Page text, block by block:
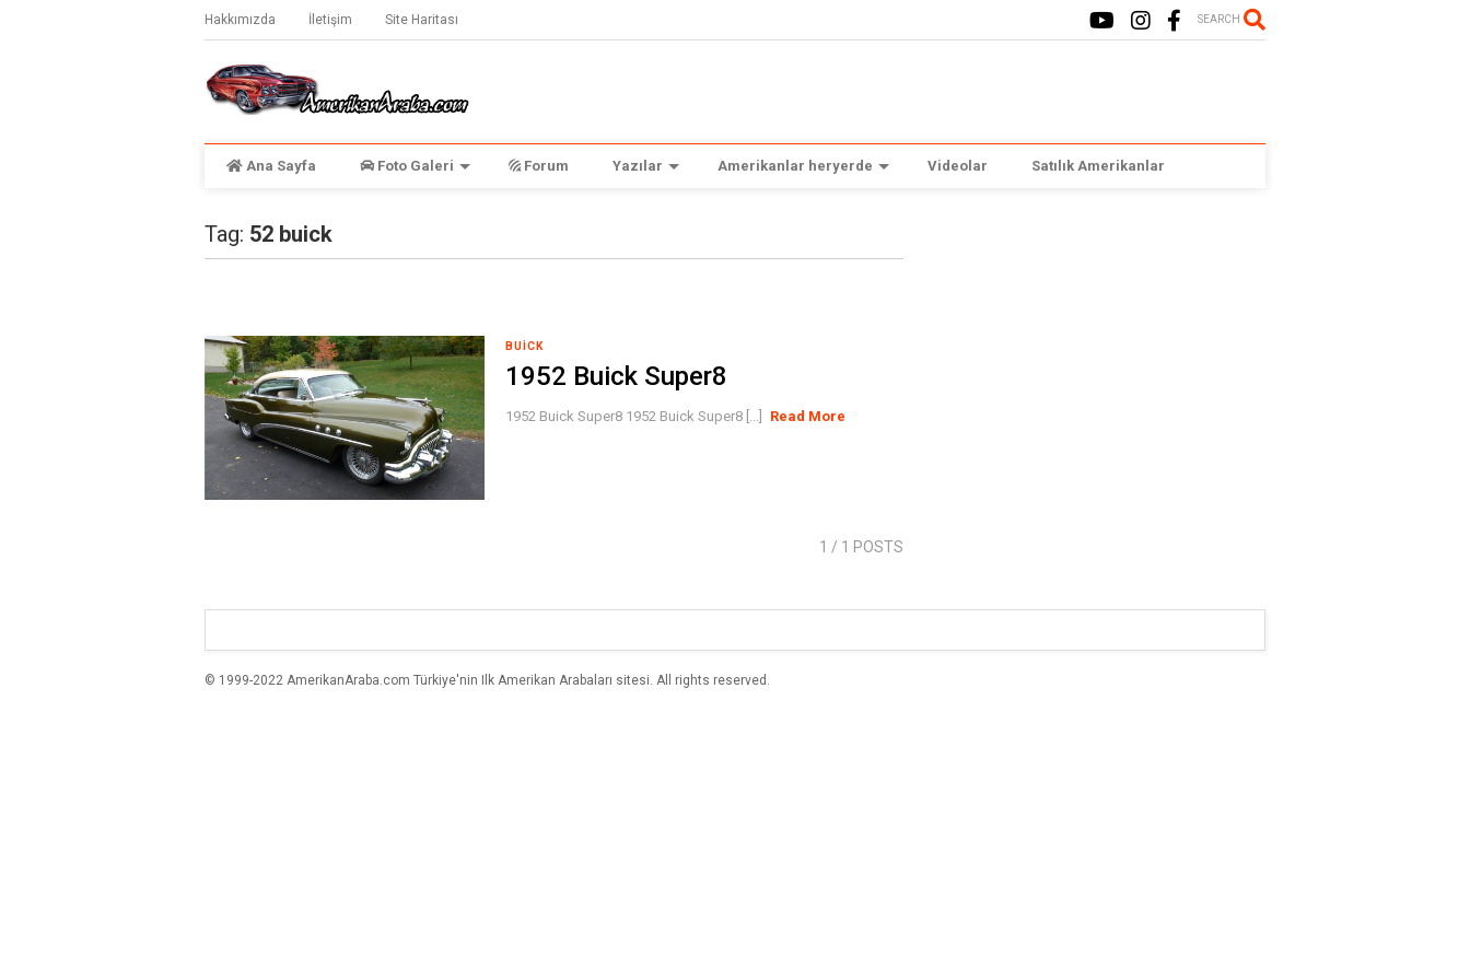
Hakkımızda İletişim Site Haritası SEARCH
Ana Sayfa Foto Galeri Forum Yazılar Amerikanlar heryerde Videolar Satılık Amerikanlar
Tag: 52 buick
BUICK
1952 Buick Super8
1952 Buick Super8 1952 Buick Super8 [...] Read More
1 / 1 POSTS
© 1999-2022 AmerikanAraba.com Türkiye'nin Ilk Amerikan Arabaları sitesi. All rights reserved.